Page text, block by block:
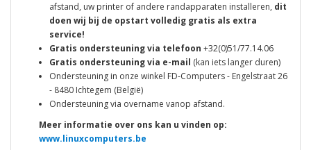
afstand, uw printer of andere randapparaten installeren, dit
doen wij bij de opstart volledig gratis als extra
service!
Gratis ondersteuning via telefoon +32(0)51/77.14.06
Gratis ondersteuning via e-mail (kan iets langer duren)
Ondersteuning in onze winkel FD-Computers - Engelstraat 26
- 8480 Ichtegem (België)
Ondersteuning via overname vanop afstand.
Meer informatie over ons kan u vinden op:
www.linuxcomputers.be